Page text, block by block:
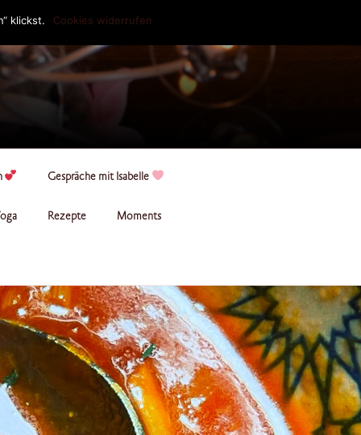
Gespräche mit Isabelle
Rezepte Moments
klickst. Cookies widerrufen